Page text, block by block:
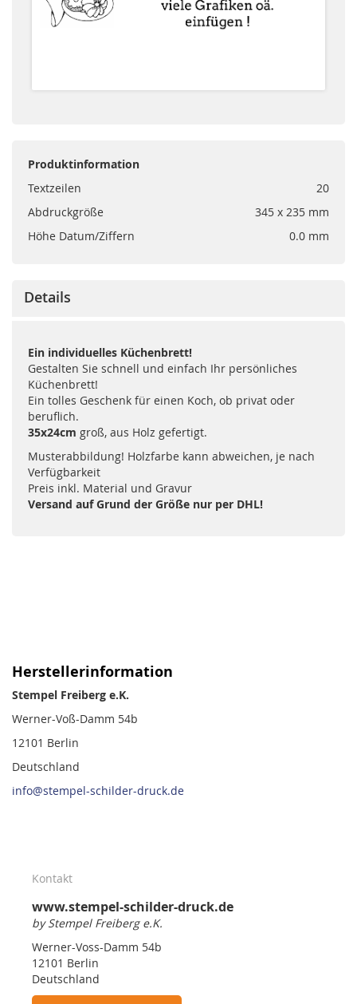
Produktinformation
Textzeilen
20
Abdruckgröße
345 x 235 mm
Höhe Datum/Ziffern
0.0 mm
Details
Ein individuelles Küchenbrett!
Gestalten Sie schnell und einfach Ihr persönliches
Küchenbrett!
Ein tolles Geschenk für einen Koch, ob privat oder
beruflich.
35x24cm groß, aus Holz gefertigt.
Musterabbildung! Holzfarbe kann abweichen, je nach
Verfügbarkeit
Preis inkl. Material und Gravur
Versand auf Grund der Größe nur per DHL!
Herstellerinformation
Stempel Freiberg e.K.
Werner-Voß-Damm 54b
12101 Berlin
Deutschland
info@stempel-schilder-druck.de
Kontakt
www.stempel-schilder-druck.de
by Stempel Freiberg e.K.
Werner-Voss-Damm 54b
12101 Berlin
Deutschland